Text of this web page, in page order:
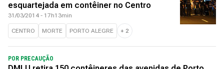
esquartejada em contêiner no Centro
31/03/2014 - 17h13min
CENTRO MORTE PORTO ALEGRE + 2
POR PRECAUÇÃO